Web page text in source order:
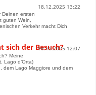
18.12.2025 13:22
Deinen ersten
guten Wein,
Verkehr macht Dich
sich der Besuch?
16.10.2025 12:07
Meine
Lago d’Orta)
dem Lago Maggiore und dem